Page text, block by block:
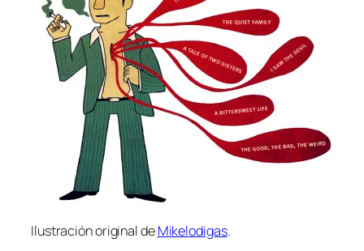
Ilustración ori­gi­nal deMikelodigas.